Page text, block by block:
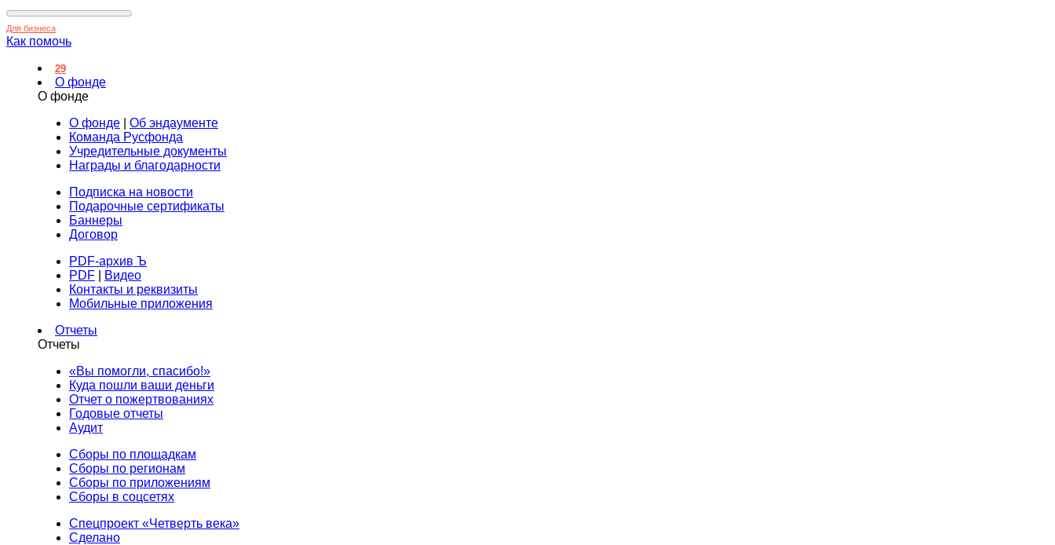
Для бизнеса
Как помочь
29
О фонде
О фонде
О фонде
Об эндаументе
Команда Русфонда
Учредительные документы
Награды и благодарности
Подписка на новости
Подарочные сертификаты
Баннеры
Договор
PDF-архив Ъ
PDF
Видео
Контакты и реквизиты
Мобильные приложения
Отчеты
Отчеты
«Вы помогли, спасибо!»
Куда пошли ваши деньги
Отчет о пожертвованиях
Годовые отчеты
Аудит
Сборы по площадкам
Сборы по регионам
Сборы по приложениям
Сборы в соцсетях
Спецпроект «Четверть века»
Сделано